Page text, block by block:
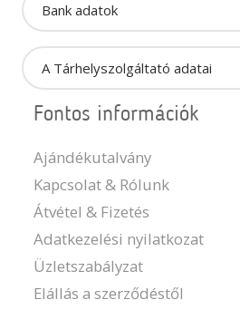
Bank adatok
A Tárhelyszolgáltató adatai
Fontos információk
Ajándékutalvány
Kapcsolat & Rólunk
Átvétel & Fizetés
Adatkezelési nyilatkozat
Üzletszabályzat
Elállás a szerződéstől